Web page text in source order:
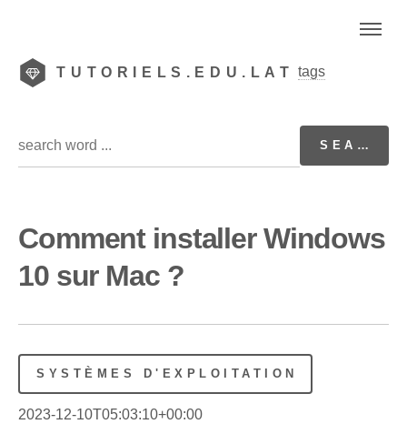
TUTORIELS.EDU.LAT tags
Comment installer Windows
10 sur Mac ?
SYSTÈMES D'EXPLOITATION
2023-12-10T05:03:10+00:00